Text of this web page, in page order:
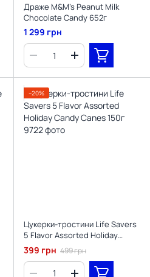
Драже M&M's Peanut Milk
Chocolate Candy 652г
1 299 грн
−20%
Цукерки-тростини Life Savers
5 Flavor Assorted Holiday
Candy Canes 150г
399 грн 499 грн